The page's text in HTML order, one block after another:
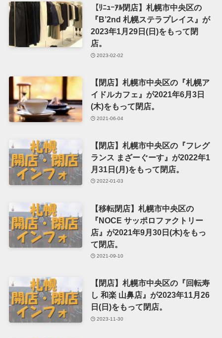
【ﾘﾆｭｰｱﾙ閉店】札幌市中央区の
『B’2nd 札幌ステラプレイス』が
2023年1月29日(日)をもって閉
店。
2023-02-02
【閉店】札幌市中央区の『札幌ア
イドルカフェ』が2021年6月3日
(木)をもって閉店。
2021-06-04
【閉店】札幌市中央区の『フレグ
ランス まざーぐーす』が2022年1
月31日(月)をもって閉店。
2022-01-03
【移転閉店】札幌市中央区の
『NOCE サッポロファクトリー
店』が2021年9月30日(木)をもっ
て閉店。
2021-09-10
【閉店】札幌市中央区の『回転寿
し 和楽 山鼻店』が2023年11月26
日(日)をもって閉店。
2023-11-30